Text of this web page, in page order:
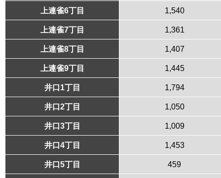
上連雀6丁目 1,540
上連雀7丁目 1,361
上連雀8丁目 1,407
上連雀9丁目 1,445
井口1丁目 1,794
井口2丁目 1,050
井口3丁目 1,009
井口4丁目 1,453
井口5丁目 459